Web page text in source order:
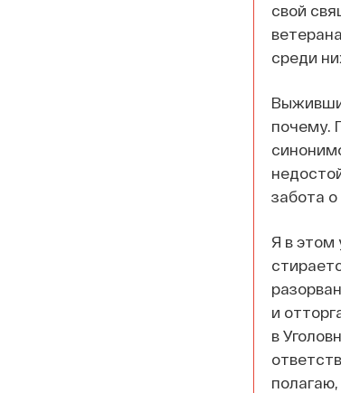
свой
среди
почему.
забота
Я в этом
и
в